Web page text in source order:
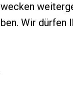
Wir dürfen